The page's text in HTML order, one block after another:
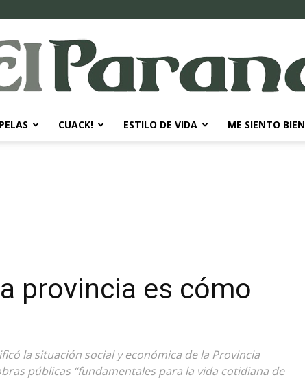
CUACK! ESTILO DE VIDA ME SIENTO BIEN
provincia es cómo
la situación social y económica de la Provincia
públicas “fundamentales para la vida cotidiana de